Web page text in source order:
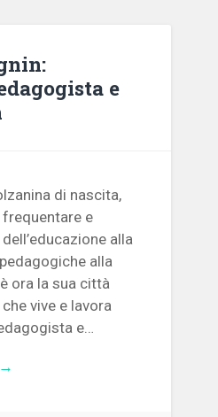
e
di nascita,
frequentare e
alla
alla
ora la sua città
vive e lavora
e…